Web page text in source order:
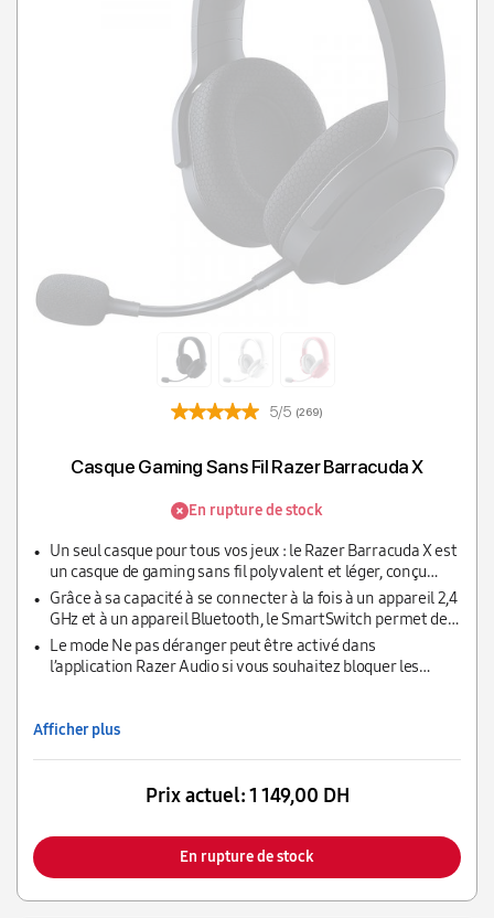
5/5 (269)
Casque Gaming Sans Fil Razer Barracuda X
En rupture de stock
Un seul casque pour tous vos jeux : le Razer Barracuda X est
un casque de gaming sans fil polyvalent et léger, conçu
pour être utilisé facilement sur PC, console et appareils
mobiles. Grâce à une conception intelligente double sans
fil, passez facilement d’un jeu haute performance à la
maison à une utilisation mobile fluide dans la rue.
Grâce à sa capacité à se connecter à la fois à un appareil 2,4
GHz et à un appareil Bluetooth, le SmartSwitch permet de
passer simplement de l’un à l’autre, pour un confort inégalé.
Le mode Ne pas déranger peut être activé dans
l’application Razer Audio si vous souhaitez bloquer les
audio HyperSpeed Wireless et Bluetooth.
Afficher plus
Prix actuel:1 149,00 DH
En rupture de stock